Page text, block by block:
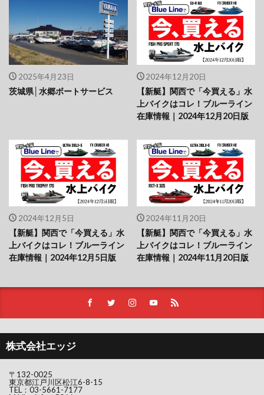
2025年4月23日
茨城県│水郷ボートサービス
2024年12月20日
【新艇】関西で「今買える」水
上バイクはコレ！ブルーライン
在庫情報｜2024年12月20日版
2024年12月5日
【新艇】関西で「今買える」水
上バイクはコレ！ブルーライン
在庫情報｜2024年12月5日版
2024年11月20日
【新艇】関西で「今買える」水
上バイクはコレ！ブルーライン
在庫情報｜2024年11月20日版
株式会社エッジ
〒132-0025
東京都江戸川区松江6-8-15
TEL： 03-5661-7177